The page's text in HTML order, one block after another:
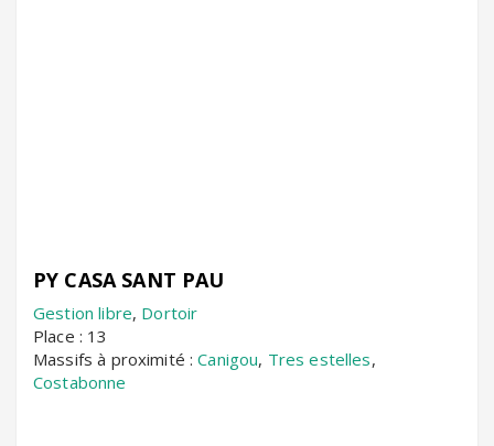
PY CASA SANT PAU
Gestion libre, Dortoir
Place : 13
Massifs à proximité :Canigou, Tres estelles,
Costabonne